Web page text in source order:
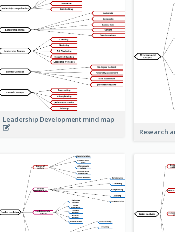
Leadership Development mind map
Research